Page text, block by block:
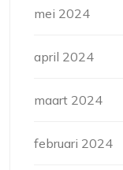
mei 2024
april 2024
maart 2024
februari 2024